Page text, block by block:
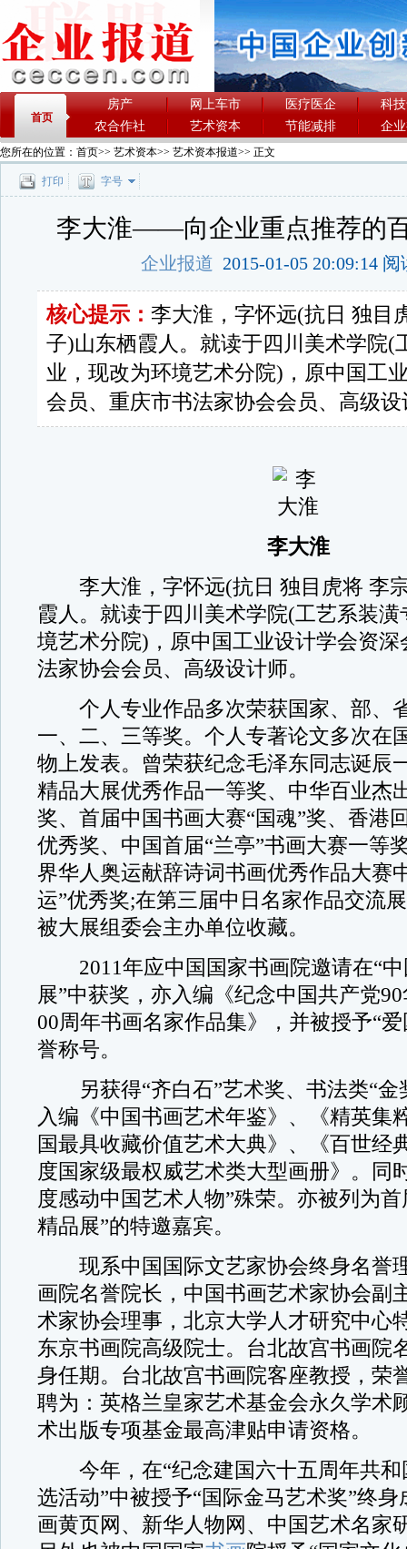
首页
房产 网上车市 医疗医企
科
农合作社
艺术资本 节能减排 企
您所在的位置： 首页>> 艺术资本>> 艺术资本报道>> 正文
打印 字号
李大淮——向企业重点推荐的
企业报道 2015-01-05 20:09:14
核心提示： 李大淮，字怀远(抗日 独目
子)山东栖霞人。就读于四川美术学院(
业，现改为环境艺术分院)，原中国工
会员、重庆市书法家协会会员、高级设
李大淮
李大淮，字怀远(抗日 独目虎将 李
霞人。就读于四川美术学院(工艺系装
境艺术分院)，原中国工业设计学会资深
法家协会会员、高级设计师。
个人专业作品多次荣获国家、部、
一、二、三等奖。个人专著论文多次在
物上发表。曾荣获纪念毛泽东同志诞辰
精品大展优秀作品一等奖、中华百业杰
奖、首届中国书画大赛“国魂”奖、香港
优秀奖、中国首届“兰亭”书画大赛一等
界华人奥运献辞诗词书画优秀作品大赛
运”优秀奖;在第三届中日名家作品交流
被大展组委会主办单位收藏。
2011年应中国国家书画院邀请在“中
展”中获奖，亦入编《纪念中国共产党
00周年书画名家作品集》，并被授予“
誉称号。
另获得“齐白石”艺术奖、书法类“金
入编《中国书画艺术年鉴》、《精英集
国最具收藏价值艺术大典》、《百世经
度国家级最权威艺术类大型画册》。同
度感动中国艺术人物”殊荣。亦被列为
精品展”的特邀嘉宾。
现系中国国际文艺家协会终身名誉
画院名誉院长，中国书画艺术家协会副
术家协会理事，北京大学人才研究中心
东京书画院高级院士。台北故宫书画院
身任期。台北故宫书画院客座教授，荣
聘为：英格兰皇家艺术基金会永久学术
术出版专项基金最高津贴申请资格。
今年，在“纪念建国六十五周年共和
选活动”中被授予“国际金马艺术奖”终
画黄页网、新华人物网、中国艺术名家